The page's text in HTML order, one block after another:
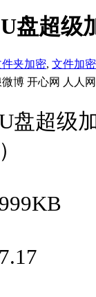
U盘超级
件夹加密, 文件加密
微博 开心网 人人网
盘超级